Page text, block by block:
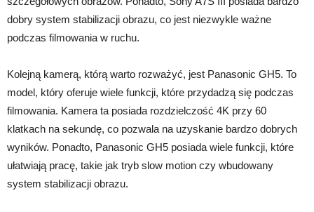
dobry system stabilizacji obrazu, co jest niezwykle ważne
podczas filmowania w ruchu.
Kolejną kamerą, którą warto rozważyć, jest Panasonic GH5. To
model, który oferuje wiele funkcji, które przydadzą się podczas
filmowania. Kamera ta posiada rozdzielczość 4K przy 60
klatkach na sekundę, co pozwala na uzyskanie bardzo dobrych
wyników. Ponadto, Panasonic GH5 posiada wiele funkcji, które
ułatwiają pracę, takie jak tryb slow motion czy wbudowany
system stabilizacji obrazu.